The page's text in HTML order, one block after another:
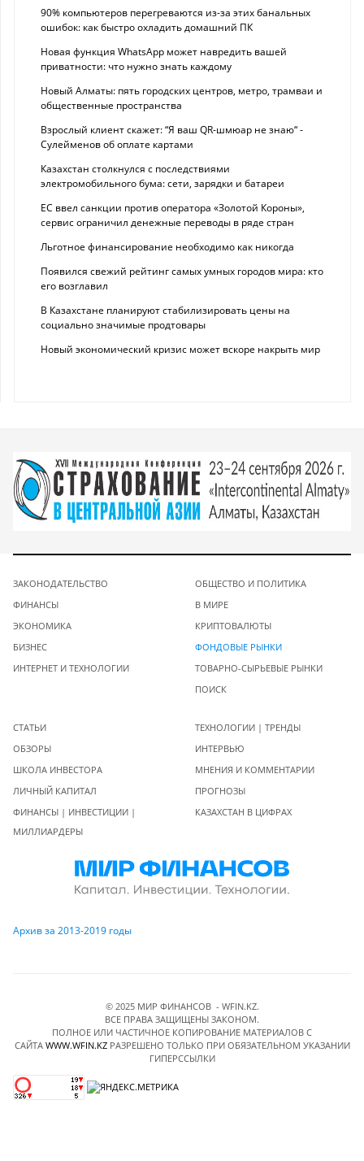
90% компьютеров перегреваются из-за этих банальных
ошибок: как быстро охладить домашний ПК
Новая функция WhatsApp может навредить вашей
приватности: что нужно знать каждому
Новый Алматы: пять городских центров, метро, трамваи и
общественные пространства
Взрослый клиент скажет: “Я ваш QR-шмюар не знаю“ -
Сулейменов об оплате картами
Казахстан столкнулся с последствиями
электромобильного бума: сети, зарядки и батареи
ЕС ввел санкции против оператора «Золотой Короны»,
сервис ограничил денежные переводы в ряде стран
Льготное финансирование необходимо как никогда
Появился свежий рейтинг самых умных городов мира: кто
его возглавил
В Казахстане планируют стабилизировать цены на
социально значимые продтовары
Новый экономический кризис может вскоре накрыть мир
ЗАКОНОДАТЕЛЬСТВО
ФИНАНСЫ
ЭКОНОМИКА
БИЗНЕС
ИНТЕРНЕТ И ТЕХНОЛОГИИ
ОБЩЕСТВО И ПОЛИТИКА
В МИРЕ
КРИПТОВАЛЮТЫ
ФОНДОВЫЕ РЫНКИ
ТОВАРНО-СЫРЬЕВЫЕ РЫНКИ
ПОИСК
СТАТЬИ
ОБЗОРЫ
ШКОЛА ИНВЕСТОРА
ЛИЧНЫЙ КАПИТАЛ
ФИНАНСЫ | ИНВЕСТИЦИИ |
МИЛЛИАРДЕРЫ
ТЕХНОЛОГИИ | ТРЕНДЫ
ИНТЕРВЬЮ
МНЕНИЯ И КОММЕНТАРИИ
ПРОГНОЗЫ
КАЗАХСТАН В ЦИФРАХ
Архив за 2013-2019 годы
© 2025 МИР ФИНАНСОВ - WFIN.KZ.
ВСЕ ПРАВА ЗАЩИЩЕНЫ ЗАКОНОМ.
ПОЛНОЕ ИЛИ ЧАСТИЧНОЕ КОПИРОВАНИЕ МАТЕРИАЛОВ C
САЙТА WWW.WFIN.KZРАЗРЕШЕНО ТОЛЬКО ПРИ ОБЯЗАТЕЛЬНОМ УКАЗАНИИ
ГИПЕРССЫЛКИ